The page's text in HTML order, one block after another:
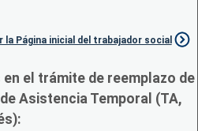
la Página inicial del trabajador social
el trámite de reemplazo de
Asistencia Temporal (TA,